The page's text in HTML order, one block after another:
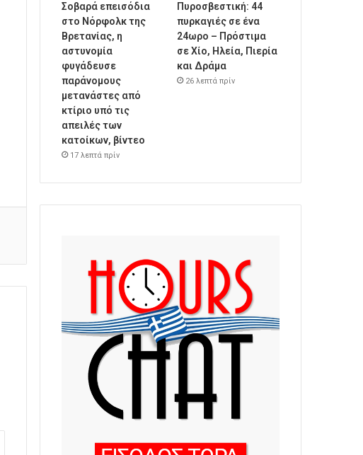
Σοβαρά επεισόδια
στο Νόρφολκ της
Βρετανίας, η
αστυνομία
φυγάδευσε
παράνομους
μετανάστες από
κτίριο υπό τις
απειλές των
κατοίκων, βίντεο
17 λεπτά πρίν
Πυροσβεστική: 44
πυρκαγιές σε ένα
24ωρο – Πρόστιμα
σε Χίο, Ηλεία, Πιερία
και Δράμα
26 λεπτά πρίν